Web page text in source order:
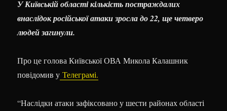
У Київській області кількість постраждалих
внаслідок російської атаки зросла до 22, ще четверо
людей загинули.
Про це голова Київської ОВА Микола Калашник
повідомив у Телеграмі.
“Наслідки атаки зафіксовано у шести районах області